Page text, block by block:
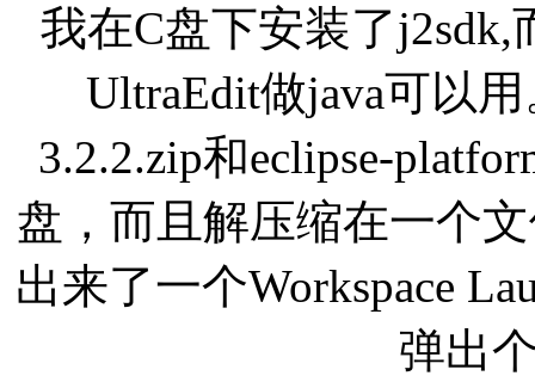
我在C盘下安装了
UltraEdit做java可以
3.2.2.zip和eclipse-
盘，而且解压缩在一个
出来了一个Workspace
弹出